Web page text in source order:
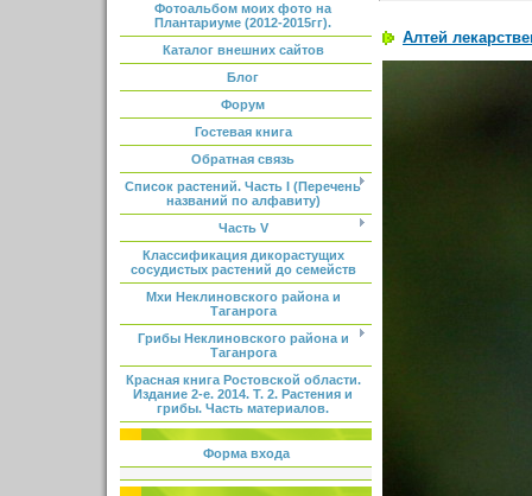
Фотоальбом моих фото на
Плантариуме (2012-2015гг).
Каталог внешних сайтов
Блог
Форум
Гостевая книга
Обратная связь
Список растений. Часть I (Перечень
названий по алфавиту)
Часть V
Классификация дикорастущих
сосудистых растений до семейств
Мхи Неклиновского района и
Таганрога
Грибы Неклиновского района и
Таганрога
Красная книга Ростовской области.
Издание 2-е. 2014. Т. 2. Растения и
грибы. Часть материалов.
Форма входа
Алтей